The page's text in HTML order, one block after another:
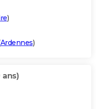
)
Ardennes)
ans)